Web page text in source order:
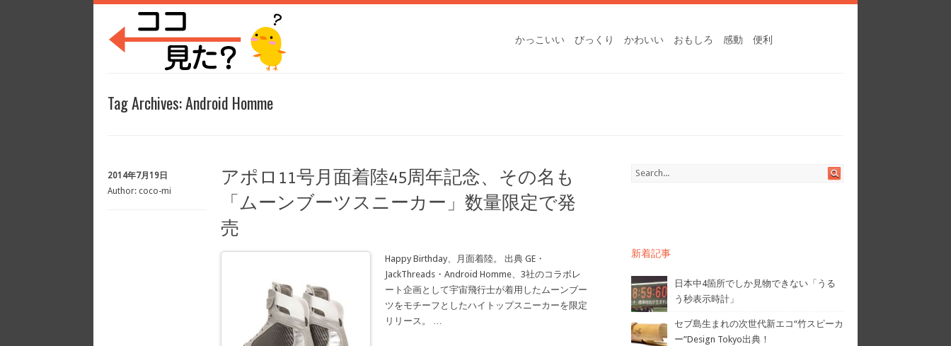
かっこいい びっくり かわいい おもしろ 感動 便利
Tag Archives:Android Homme
2014年7月19日
Author: coco-mi
アポロ11号月面着陸45周年記念、その名も
「ムーンブーツスニーカー」数量限定で発
売
Happy Birthday、月面着陸。 出典 GE・
JackThreads・Android Homme、3社のコラボレ
ート企画として宇宙飛行士が着用したムーンブー
ツをモチーフとしたハイトップスニーカーを限定
リリース。 …
新着記事
日本中4箇所でしか見物できない「うる
う秒表示時計」
セブ島生まれの次世代新エコ“竹スピーカ
ー”Design Tokyo出典！